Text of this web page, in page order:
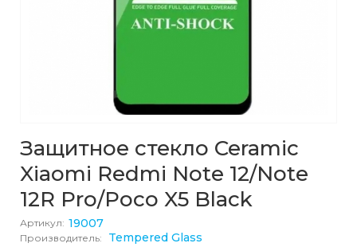
Защитное стекло Ceramic
Xiaomi Redmi Note 12/Note
12R Pro/Poco X5 Black
Артикул: 19007
Производитель: Tempered Glass